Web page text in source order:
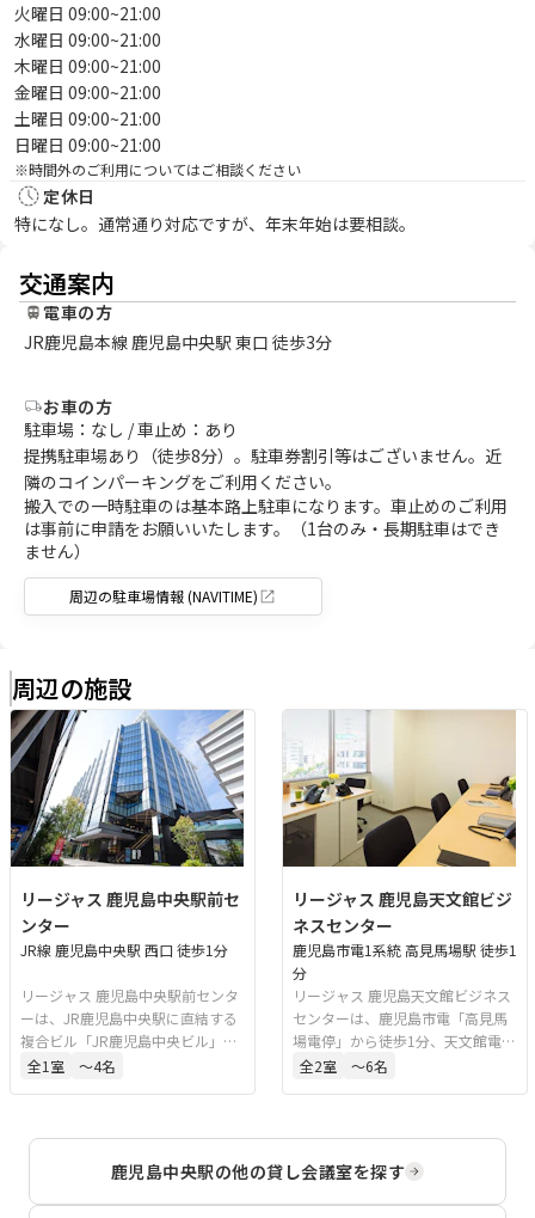
火曜日 09:00~21:00
水曜日 09:00~21:00
木曜日 09:00~21:00
金曜日 09:00~21:00
土曜日 09:00~21:00
日曜日 09:00~21:00
※時間外のご利用についてはご相談ください
定休日
特になし。通常通り対応ですが、年末年始は要相談。
交通案内
電車の方
JR鹿児島本線 鹿児島中央駅 東口 徒歩3分
お車の方
駐車場：なし / 車止め：あり
提携駐車場あり（徒歩8分）。駐車券割引等はございません。近
隣のコインパーキングをご利用ください。
搬入での一時駐車のは基本路上駐車になります。車止めのご利用
は事前に申請をお願いいたします。（1台のみ・長期駐車はでき
ません）
周辺の駐車場情報 (NAVITIME)
周辺の施設
リージャス 鹿児島中央駅前セ
ンター
JR線 鹿児島中央駅 西口 徒歩1分
リージャス 鹿児島中央駅前センタ
ーは、JR鹿児島中央駅に直結する
複合ビル「JR鹿児島中央ビル」内
の会議室・レンタルオフィスで
に適しています。
全1 室 〜4名
リージャス 鹿児島天文館ビジ
ネスセンター
鹿児島市電1系統 高見馬場駅 徒歩1
分
リージャス 鹿児島天文館ビジネス
センターは、鹿児島市電「高見馬
場電停」から徒歩1分、天文館電車
通り沿いの角地に位置する会議
全2室 〜6名
鹿児島中央駅の他の貸し会議室を探す